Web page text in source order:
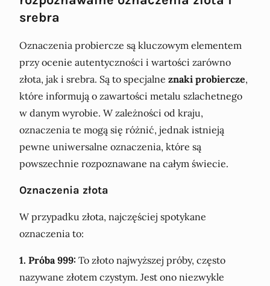
srebra
Oznaczenia probiercze są kluczowym elementem
przy ocenie autentyczności i wartości zarówno
złota, jak i srebra. Są to specjalne znaki probiercze,
które informują o zawartości metalu szlachetnego
w danym wyrobie. W zależności od kraju,
oznaczenia te mogą się różnić, jednak istnieją
pewne uniwersalne oznaczenia, które są
powszechnie rozpoznawane na całym świecie.
Oznaczenia złota
W przypadku złota, najczęściej spotykane
oznaczenia to:
1. Próba 999: To złoto najwyższej próby, często
nazywane złotem czystym. Jest ono niezwykle